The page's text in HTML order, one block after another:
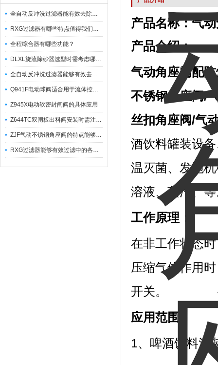
全自动反冲洗过滤器能有效去除过滤介质上的杂质
RXG过滤器有哪些特点值得我们选择？
全程综合器有哪些功能？
DLXL旋流除砂器选型时需考虑哪些因素？
全自动反冲洗过滤器能够有效去除不同粒径的固体杂
Q941F电动球阀适合用于流体控制需要迅速反应的场合
Z945X电动软密封闸阀的具体应用
Z644TC双闸板出料阀安装时需注意哪些事项？
ZJF气动不锈钢角座阀的特点能够稳定地控制介质流量
RXG过滤器能够有效过滤中的各种杂质
产品名称：气
产品介绍：
气动角座阀配
不锈钢角座阀/
丝扣角座阀/气
酒饮料罐装设
温灭菌、发泡
溶液、蒸汽、
工作原理：
在非工作状态
压缩气体作用
开关。
应用范围：
1、啤酒饮料灌